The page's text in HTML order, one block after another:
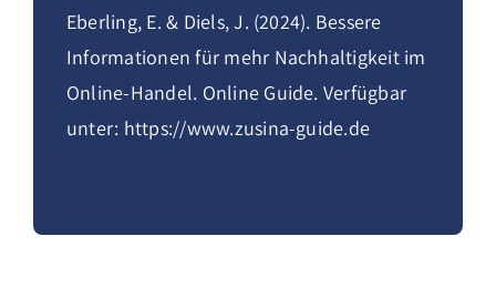
Eberling, E. & Diels, J. (2024). Bessere
Informationen für mehr Nachhaltigkeit im
Online-Handel. Online Guide. Verfügbar
unter: https://www.zusina-guide.de